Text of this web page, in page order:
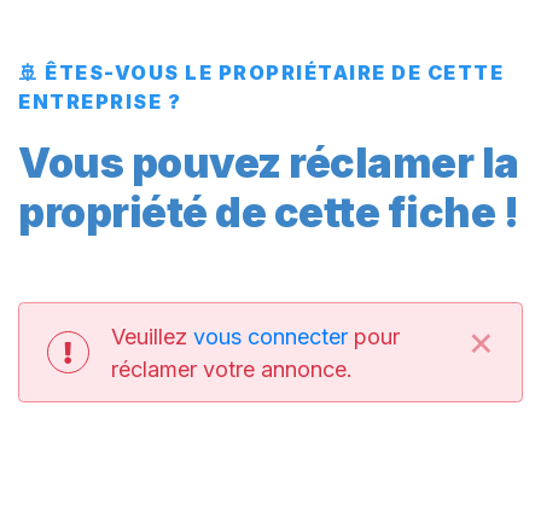
🚢 ÊTES-VOUS LE PROPRIÉTAIRE DE CETTE
ENTREPRISE ?
Vous pouvez réclamer la
propriété de cette fiche !
Veuillez vous connecterpour
réclamer votre annonce.
×